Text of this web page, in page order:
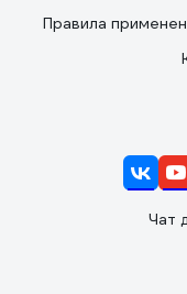
Правила
Чат